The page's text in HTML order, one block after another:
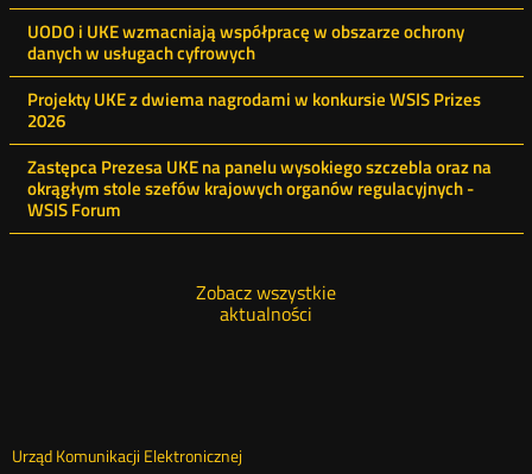
UODO i UKE wzmacniają współpracę w obszarze ochrony
danych w usługach cyfrowych
Projekty UKE z dwiema nagrodami w konkursie WSIS Prizes
2026
Zastępca Prezesa UKE na panelu wysokiego szczebla oraz na
okrągłym stole szefów krajowych organów regulacyjnych -
WSIS Forum
Zobacz wszystkie
aktualności
Dane
Urząd Komunikacji Elektronicznej